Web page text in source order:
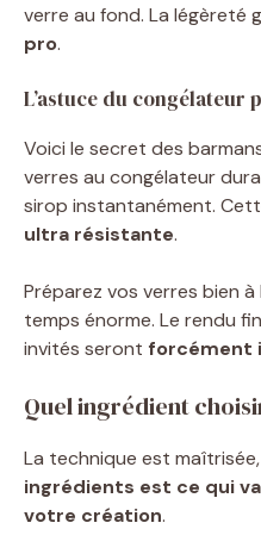
verre au fond. La légèreté
pro.
L’astuce du
Voici le secret des
verres au congélateur
sirop instantanément.
ultra résistante.
Préparez vos verres bien à
temps énorme. Le rendu
invités seront forcément
Quel ingrédient
La technique est
ingrédients est ce qui
votre création.